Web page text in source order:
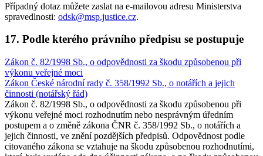
Případný dotaz můžete zaslat na e-mailovou adresu Ministerstva
spravedlnosti: odsk@msp.justice.cz.
17. Podle kterého právního předpisu se postupuje
Zákon č. 82/1998 Sb., o odpovědnosti za škodu způsobenou při
výkonu veřejné moci
Zákon České národní rady č. 358/1992 Sb., o notářích a jejich
činnosti (notářský řád)
Zákon č. 82/1998 Sb., o odpovědnosti za škodu způsobenou při
výkonu veřejné moci rozhodnutím nebo nesprávným úředním
postupem a o změně zákona ČNR č. 358/1992 Sb., o notářích a
jejich činnosti, ve znění pozdějších předpisů. Odpovědnost podle
citovaného zákona se vztahuje na škodu způsobenou rozhodnutími,